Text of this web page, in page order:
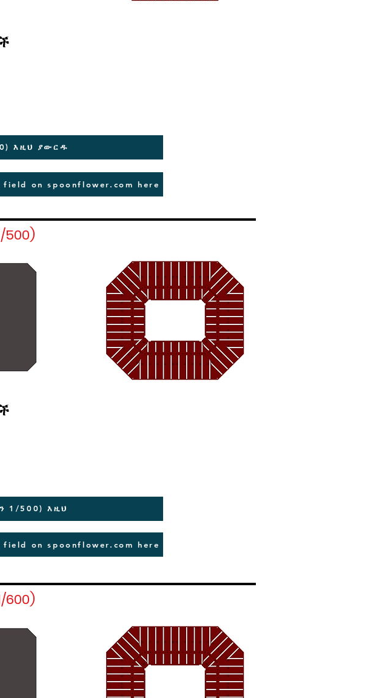
እዚህ ያውርዱ
on spoonflower.com here
500)
1/500) እዚህ
on spoonflower.com here
600)